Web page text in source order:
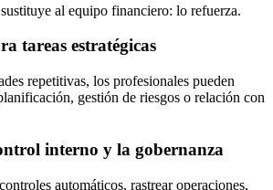
al equipo financiero: lo refuerza.
tareas estratégicas
repetitivas, los profesionales pueden
gestión de riesgos o relación con
interno y la gobernanza
automáticos, rastrear operaciones,